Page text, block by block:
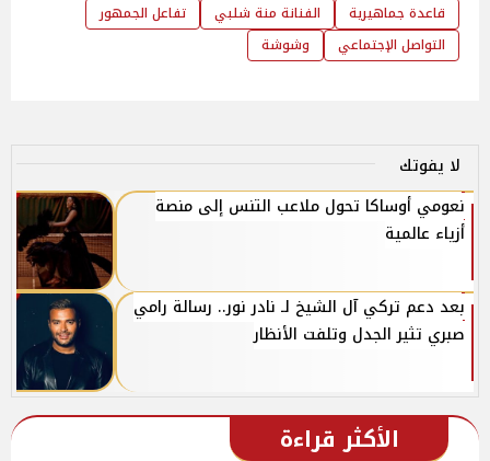
قاعدة جماهيرية
الفنانة منة شلبي
تفاعل الجمهور
التواصل الإجتماعي
وشوشة
لا يفوتك
نعومي أوساكا تحول ملاعب التنس إلى منصة
أزياء عالمية
بعد دعم تركي آل الشيخ لـ نادر نور.. رسالة رامي
صبري تثير الجدل وتلفت الأنظار
الأكثر قراءة